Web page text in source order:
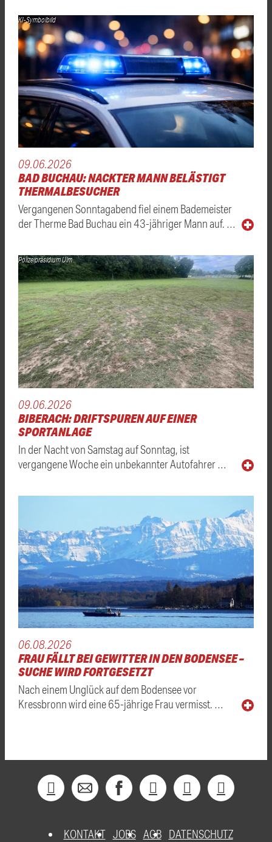
KI-Symbolbild
09.06.2026
BAD BUCHAU: NACKTER MANN BELÄSTIGT
THERMALBESUCHER
Vergangenen Sonntagabend fiel einem Bademeister
der Therme Bad Buchau ein 43-jähriger Mann auf. …
Polizeipräsidium Ulm
09.06.2026
BIBERACH: DRIFTSPUREN AUF EINER
SPORTANLAGE
In der Nacht von Samstag auf Sonntag, ist
vergangene Woche ein unbekannter Autofahrer …
06.08.2026
FRAU FÄLLT BEI GEWITTER IN DEN BODENSEE –
SUCHE WIRD FORTGESETZT
Nach einem Unglück auf dem Bodensee vor
Kressbronn wird eine 65-jährige Frau vermisst. …
KONTAKT JOBS AGB DATENSCHUTZ